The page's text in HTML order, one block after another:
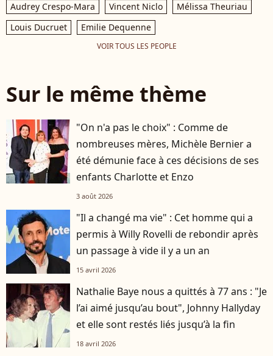
Audrey Crespo-Mara
Vincent Niclo
Mélissa Theuriau
Louis Ducruet
Emilie Dequenne
VOIR TOUS LES PEOPLE
Sur le même thème
"On n'a pas le choix" : Comme de
nombreuses mères, Michèle Bernier a
été démunie face à ces décisions de ses
enfants Charlotte et Enzo
3 août 2026
"Il a changé ma vie" : Cet homme qui a
permis à Willy Rovelli de rebondir après
un passage à vide il y a un an
15 avril 2026
Nathalie Baye nous a quittés à 77 ans : "Je
l’ai aimé jusqu’au bout", Johnny Hallyday
et elle sont restés liés jusqu’à la fin
18 avril 2026